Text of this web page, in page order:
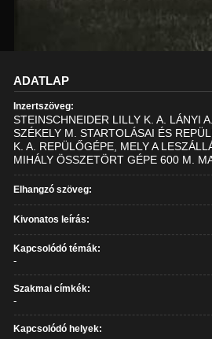
ADATLAP
Inzertszöveg:
STEINSCHNEIDER LILLY K. A. LÁNYI
SZÉKELY M. STARTOLÁSAI ÉS
K. A. REPÜLŐGÉPE, MELY A
MIHÁLY ÖSSZETÖRT GÉPE 600 M.
Elhangzó szöveg:
Kivonatos leírás:
Kapcsolódó témák:
-
Szakmai címkék:
-
Kapcsolódó helyek: